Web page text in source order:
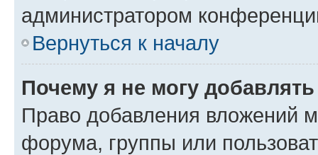
администратором
Вернуться к началу
Почему я не могу
Право добавления вложений
форума, группы или